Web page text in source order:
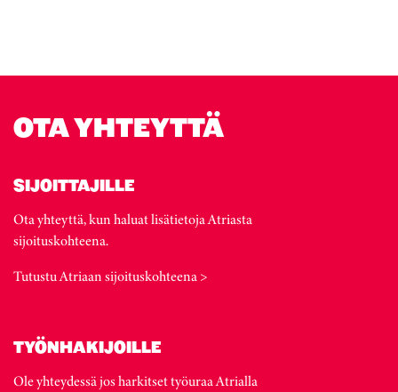
OTA YHTEYTTÄ
SIJOITTAJILLE
Ota yhteyttä, kun haluat lisätietoja Atriasta
sijoituskohteena.
Tutustu Atriaan sijoituskohteena >
TYÖNHAKIJOILLE
Ole yhteydessä jos harkitset työuraa Atrialla